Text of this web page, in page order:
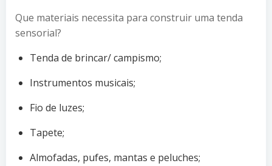
Que materiais necessita para construir uma tenda
sensorial?
Tenda de brincar/ campismo;
Instrumentos musicais;
Fio de luzes;
Tapete;
Almofadas, pufes, mantas e peluches;